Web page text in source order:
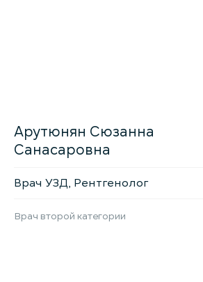
Арутюнян Сюзанна
Санасаровна
Врач УЗД, Рентгенолог
Врач второй категории